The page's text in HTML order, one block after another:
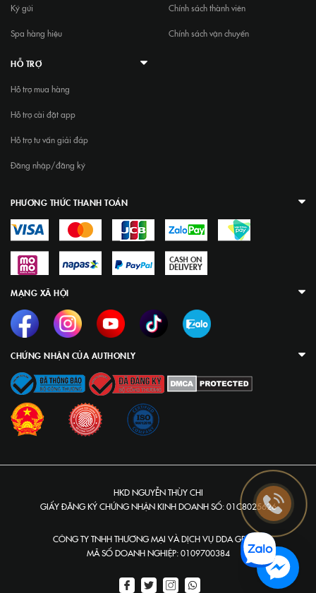
Ký gửi
Spa hàng hiệu
Chính sách thành viên
Chính sách vận chuyển
HỖ TRỢ
Hỗ trợ mua hàng
Hỗ trợ cài đặt app
Hỗ trợ tư vấn giải đáp
Đăng nhập/đăng ký
PHƯƠNG THỨC THANH TOÁN
MẠNG XÃ HỘI
CHỨNG NHẬN CỦA AUTHONLY
HKD NGUYỄN THÙY CHI
GIẤY ĐĂNG KÝ CHỨNG NHẬN KINH DOANH SỐ: 01C8025626
CÔNG TY TNHH THƯƠNG MẠI VÀ DỊCH VỤ DDA GROUP
MÃ SỐ DOANH NGHIỆP: 0109700384